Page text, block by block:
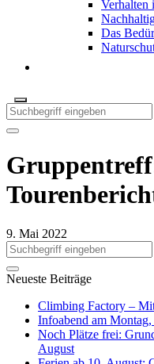
Verhalten
Das
9. Mai 2022
Neueste Beiträge
Climbing Factory –
Infoabend am
Noch Plätze frei:
August